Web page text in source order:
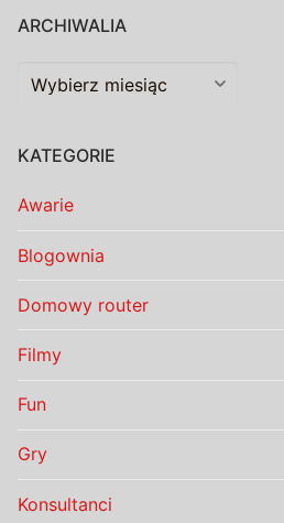
ARCHIWALIA
Archiwalia
KATEGORIE
Awarie
Blogownia
Domowy router
Filmy
Fun
Gry
Konsultanci